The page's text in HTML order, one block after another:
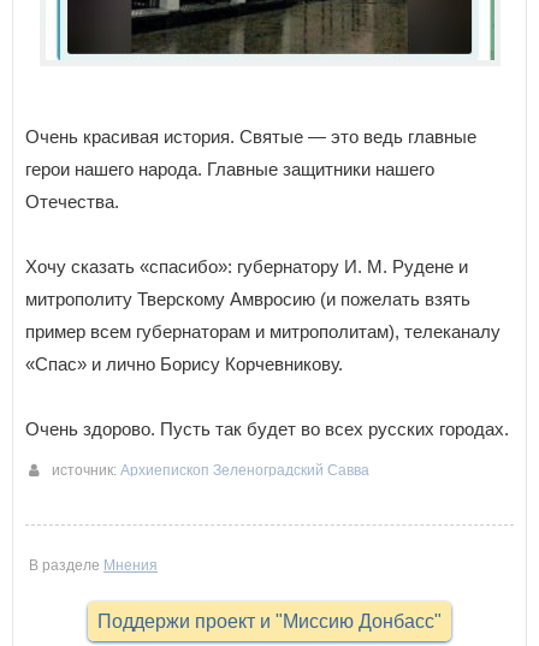
Очень красивая история. Святые — это ведь главные
герои нашего народа. Главные защитники нашего
Отечества.
Хочу сказать «спасибо»: губернатору И. М. Рудене и
митрополиту Тверскому Амвросию (и пожелать взять
пример всем губернаторам и митрополитам), телеканалу
«Спас» и лично Борису Корчевникову.
Очень здорово. Пусть так будет во всех русских городах.
источник: Архиепископ Зеленоградский Савва
В разделе Мнения
Поддержи проект и "Миссию Донбасс"